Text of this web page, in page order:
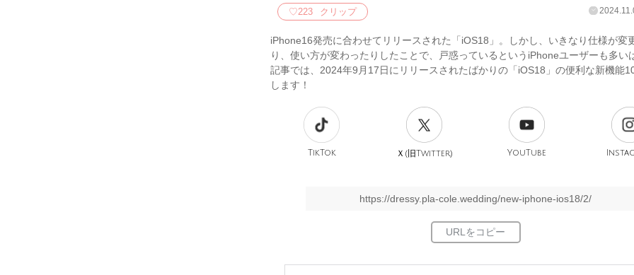
♡223 クリップ
iPhone16発売に合わせてリリースされた「iOS18」。しかし、いきなり仕様が変
り、使い方が変わったりしたことで、戸惑っているというiPhoneユーザーも多い
記事では、2024年9月17日にリリースされたばかりの「iOS18」の便利な新機能
します！
TikTok Ｘ(旧Twitter) YouTube
https://dressy.pla-cole.wedding/new-iphone-ios18/2/